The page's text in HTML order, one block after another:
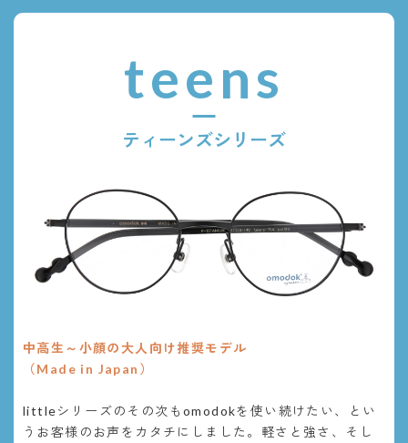
teens
ティーンズシリーズ
中高生～小顔の大人向け推奨モデル
（Made in Japan）
littleシリーズのその次もomodokを使い続けたい、とい
うお客様のお声をカタチにしました。軽さと強さ、そし